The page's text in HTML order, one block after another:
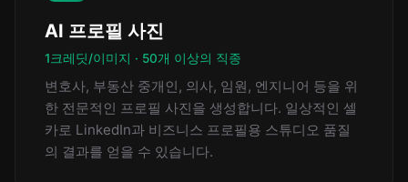
AI 프로필 사진
1크레딧/이미지 · 50개 이상의 직종
변호사, 부동산 중개인, 의사, 임원, 엔지니어 등을 위
한 전문적인 프로필 사진을 생성합니다. 일상적인 셀
카로 LinkedIn과 비즈니스 프로필용 스튜디오 품질
의 결과를 얻을 수 있습니다.